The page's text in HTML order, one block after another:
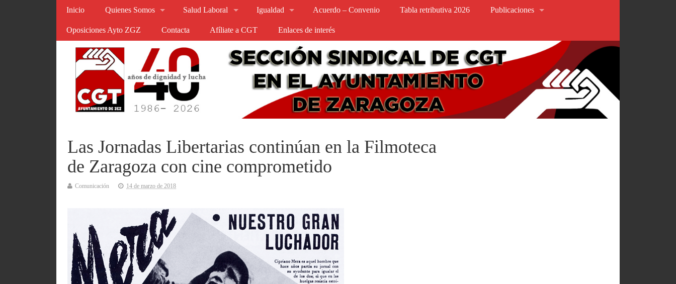
Inicio Quienes Somos Salud Laboral Igualdad Acuerdo – Convenio Tabla retributiva 2026 Publicaciones
Oposiciones Ayto ZGZ Contacta Afíliate a CGT Enlaces de interés
Las Jornadas Libertarias continúan en la Filmoteca
de Zaragoza con cine comprometido
Comunicación 14 de marzo de 2018